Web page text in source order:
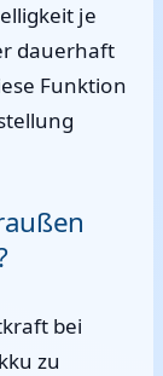
je
dauerhaft
Funktion
bei
zu